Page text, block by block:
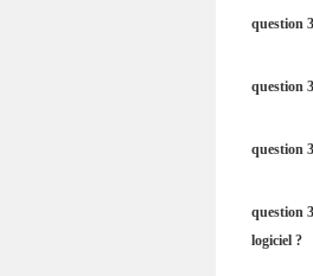
question
question
question
question
logiciel ?